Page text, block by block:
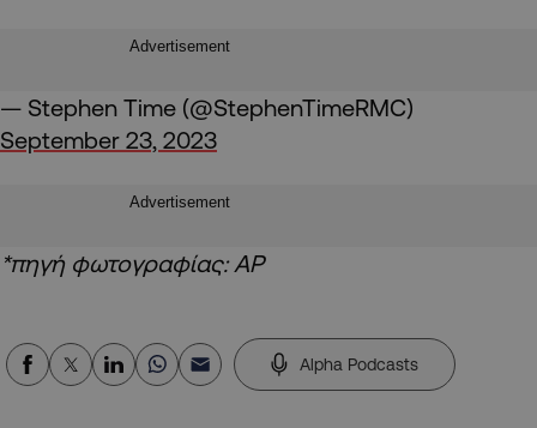
Advertisement
— Stephen Time (@StephenTimeRMC)
September 23, 2023
Advertisement
*πηγή φωτογραφίας: AP
Alpha Podcasts